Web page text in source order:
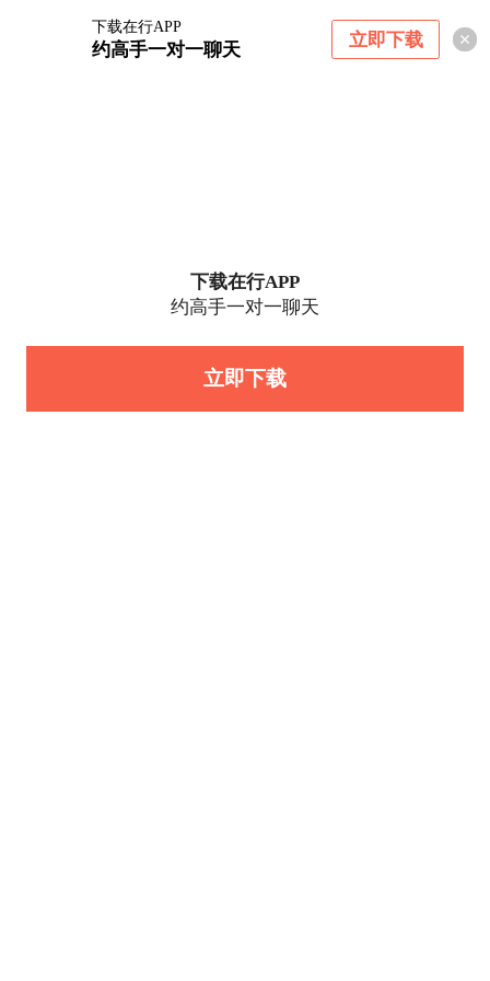
下载在行APP
约高手一对一聊天 立即下载
下载在行APP
约高手一对一聊天
立即下载